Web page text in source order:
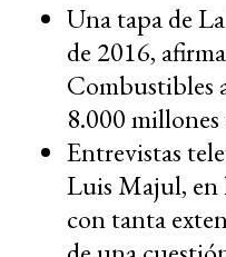
Una tapa de
de 2016,
Combustibles
8.000 millones
Entrevistas
Luis Majul, en
con tanta